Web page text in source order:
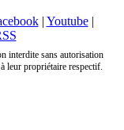
| Youtube|
interdite sans autorisation
leur propriétaire respectif.